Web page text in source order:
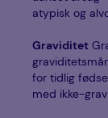
atypisk og
Graviditet
for tidlig
med ikke-